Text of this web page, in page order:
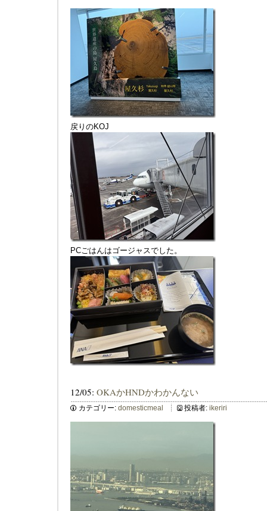
戻りのKOJ
PCごはんはゴージャスでした。
12/05: OKAかHNDかわかんない
カテゴリー: domesticmeal 投稿者: ikeriri